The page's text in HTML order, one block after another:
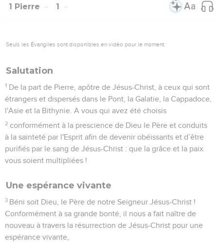
1 Pierre 1
Seuls les Évangiles sont disponibles en vidéo pour le moment.
Salutation
1 De la part de Pierre, apôtre de Jésus-Christ, à ceux qui sont
étrangers et dispersés dans le Pont, la Galatie, la Cappadoce,
l'Asie et la Bithynie. A vous qui avez été choisis
2 conformément à la prescience de Dieu le Père et conduits
à la sainteté par l'Esprit afin de devenir obéissants et d’être
purifiés par le sang de Jésus-Christ : que la grâce et la paix
vous soient multipliées !
Une espérance vivante
3 Béni soit Dieu, le Père de notre Seigneur Jésus-Christ !
Conformément à sa grande bonté, il nous a fait naître de
nouveau à travers la résurrection de Jésus-Christ pour une
espérance vivante,